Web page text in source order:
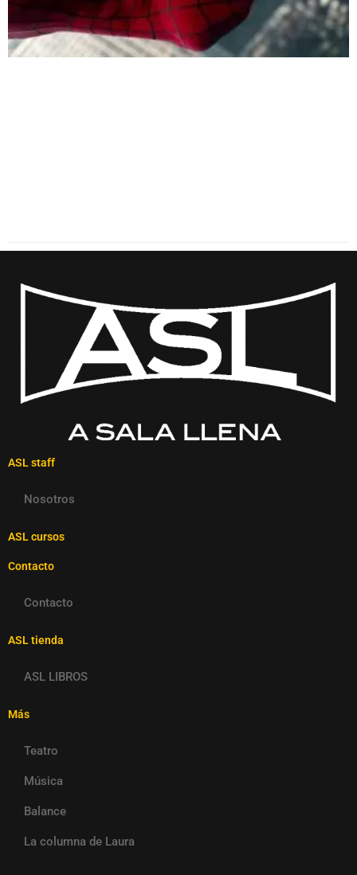
ASL staff
Nosotros
ASL cursos
Contacto
Contacto
ASL tienda
ASL LIBROS
Más
Teatro
Música
Balance
La columna de Laura